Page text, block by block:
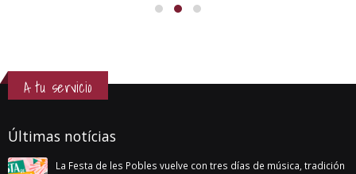
A tu servicio
Últimas notícias
La Festa de les Pobles vuelve con tres días de música, tradición